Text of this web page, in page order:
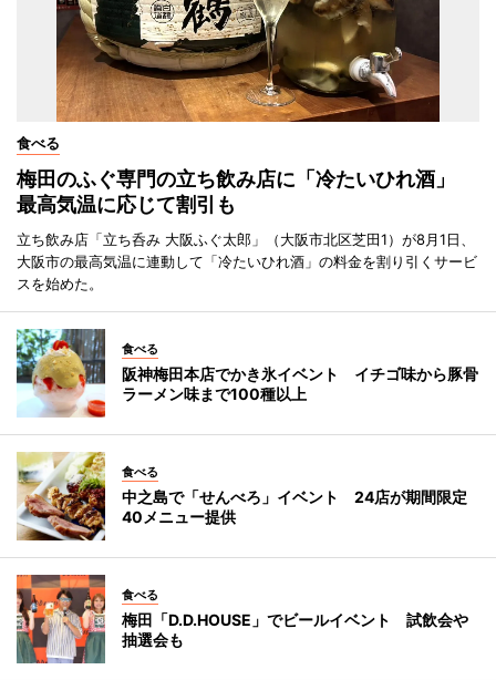
食べる
梅田のふぐ専門の立ち飲み店に「冷たいひれ酒」
最高気温に応じて割引も
立ち飲み店「立ち呑み 大阪ふぐ太郎」（大阪市北区芝田1）が8月1日、
大阪市の最高気温に連動して「冷たいひれ酒」の料金を割り引くサービ
スを始めた。
食べる
阪神梅田本店でかき氷イベント イチゴ味から豚骨
ラーメン味まで100種以上
食べる
中之島で「せんべろ」イベント 24店が期間限定
40メニュー提供
食べる
梅田「D.D.HOUSE」でビールイベント 試飲会や
抽選会も